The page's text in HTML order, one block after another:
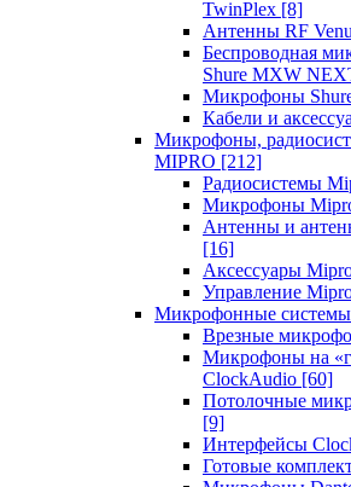
TwinPlex [8]
Антенны RF
Беспроводная
Shure MXW
Микрофоны
Кабели и
Микрофоны,
MIPRO [212]
Радиосистемы
Микрофоны
Антенны и
[16]
Аксессуары
Управление
Микрофонные
Врезные
Микрофоны на
ClockAudio [60]
Потолочные
[9]
Интерфейсы
Готовые